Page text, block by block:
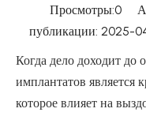
Просмотры:0
публикации:
Когда дело доходит до
имплантатов
которое влияет на